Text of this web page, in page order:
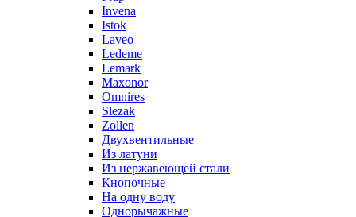
Invena
Istok
Laveo
Ledeme
Lemark
Maxonor
Omnires
Slezak
Zollen
Двухвентильные
Из латуни
Из нержавеющей стали
Кнопочные
На одну воду
Однорычажные